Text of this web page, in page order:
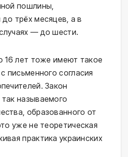
пошлины,
трёх месяцев, а в
— до шести.
16 лет тоже имеют такое
письменного согласия
Закон
называемого
образованного от
уже не теоретическая
практика украинских